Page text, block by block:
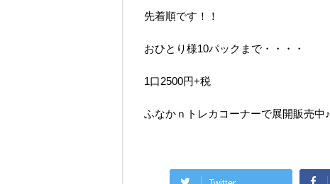
先着順です！！
おひとり様10パックまで・・・・
1口2500円+税
ふなかｎトレカコーナーで展開販売中♪